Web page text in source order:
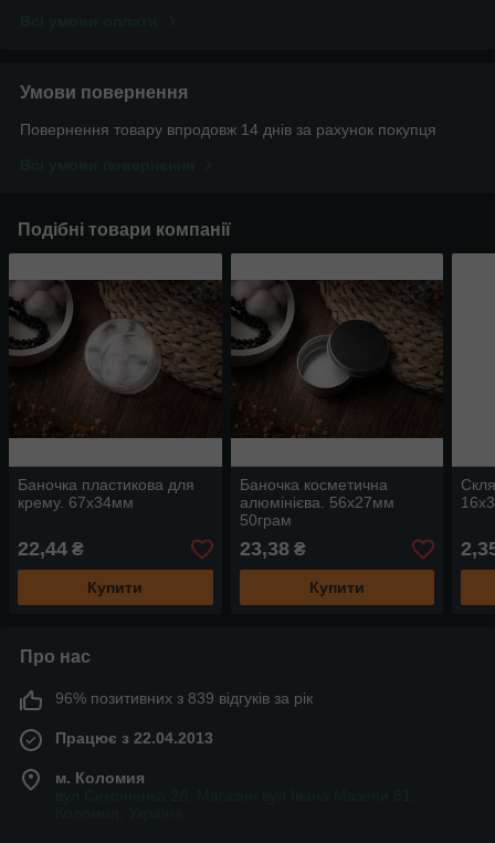
Умови повернення
Повернення товару впродовж 14 днів за рахунок покупця
Подібні товари компанії
Баночка пластикова для
крему. 67x34мм
22,44 ₴
Купити
Баночка косметична
алюмінієва. 56x27мм
50грам
23,38₴
Купити
Про нас
96% позитивних з 839 відгуків за рік
Працює з 22.04.2013
м. Коломия